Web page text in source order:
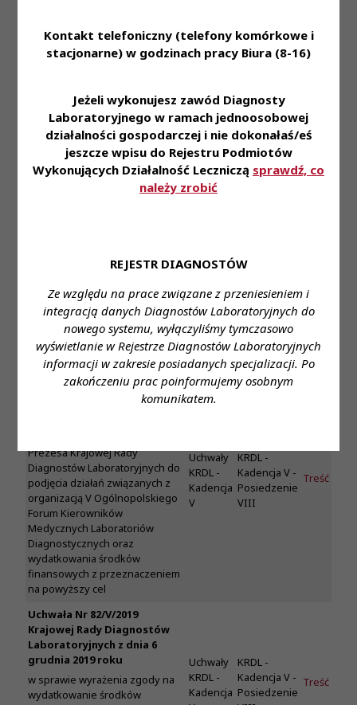
Kontakt telefoniczny (telefony komórkowe i
stacjonarne) w godzinach pracy Biura (8-16)
Jeżeli wykonujesz zawód Diagnosty
Laboratoryjnego w ramach jednoosobowej
działalności gospodarczej i nie dokonałaś/eś
jeszcze wpisu do Rejestru Podmiotów
Wykonujących Działalność Leczniczą sprawdź, co
należy zrobić
REJESTR DIAGNOSTÓW
Ze względu na prace związane z przeniesieniem i
integracją danych Diagnostów Laboratoryjnych do
nowego systemu, wyłączyliśmy tymczasowo
wyświetlanie w Rejestrze Diagnostów Laboratoryjnych
informacji w zakresie posiadanych specjalizacji. Po
zakończeniu prac poinformujemy osobnym
komunikatem.
Praw Diagnosty
Laboratoryjnego
Laboratoryjnych z dnia 6
grudnia 2019 roku
w sprawie zatwierdzenia decyzji
Komisji Nagród i Odznaczeń
Krajowej Rady Diagnostów
Laboratoryjnych o przyznaniu
najlepsze prace magisterskie
dla absolwentów uczelni
medycznej/uniwersytetu
kształcącego na kierunku
analityka medyczna/medycyna
laboratoryjna
Uchwały
Uchwała Nr 81/V/2019
Krajowej Rady Diagnostów
Laboratoryjnych z dnia 6
Prezesa Krajowej Rady
Diagnostów Laboratoryjnych do
podjęcia działań związanych z
organizacją V Ogólnopolskiego
Forum Kierowników
Medycznych Laboratoriów
Diagnostycznych oraz
wydatkowania środków
finansowych z przeznaczeniem
na powyższy cel
Uchwały
KRDL -
Kadencja
V
KRDL -
Kadencja V -
Posiedzenie
VIII
Treść
Uchwała Nr 82/V/2019
Krajowej Rady Diagnostów
Laboratoryjnych z dnia 6
grudnia 2019 roku
w sprawie wyrażenia zgody na
wydatkowanie środków
Uchwały
KRDL -
Kadencja
KRDL -
Kadencja V -
Posiedzenie
Treść